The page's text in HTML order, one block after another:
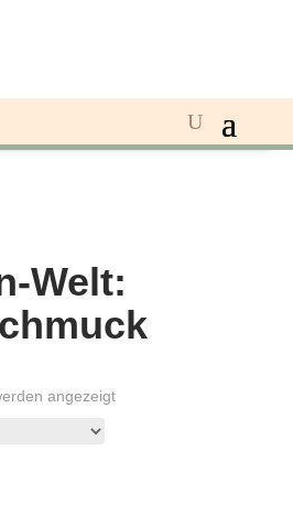
Welt:
angezeigt